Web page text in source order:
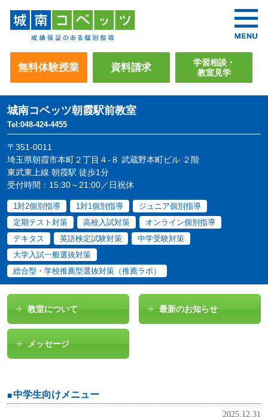
無料体験授業 資料請求
学習相談・
教室見学
城南コベッツ朝霞駅前教室
Tel:048-424-4455
〒351-0011
埼玉県朝霞市本町２丁目４-８ 武蔵野本町ビル ２階
東武東上線 朝霞駅 徒歩1分
受付時間：15:30～21:00／日祝休
1対2個別指導 1対1個別指導
ジュニア個別指導
定期テスト対策
高校入試対策
オンライン個別指導
デキタス
英語検定試験対策
中学受験対策
大学入試一般選抜対策
総合型・学校推薦型選抜対策（推薦ラボ）
教室について 最新のお知らせ
メッセージ
中学生向けメニュー
2025.12.31